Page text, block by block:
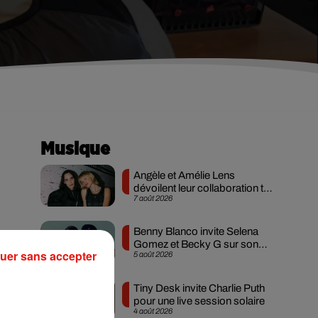
Musique
7 août 2026
Angèle et Amélie Lens
dévoilent leur collaboration tant
attendue
5 août 2026
Benny Blanco invite Selena
Gomez et Becky G sur son
nouveau single
4 août 2026
Tiny Desk invite Charlie Puth
pour une live session solaire
sans accepter